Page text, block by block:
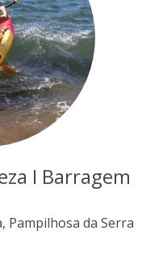
I Barragem
Pampilhosa da Serra